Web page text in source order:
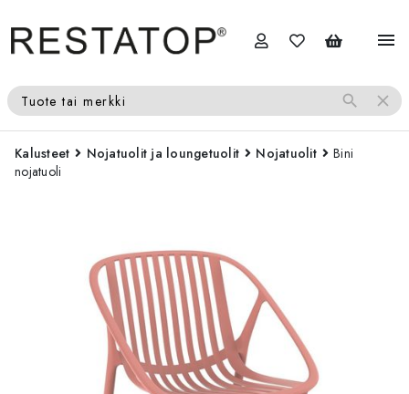
menu
Tuote tai merkki search close
Kalusteet Nojatuolit ja loungetuolit Nojatuolit
Bini
nojatuoli